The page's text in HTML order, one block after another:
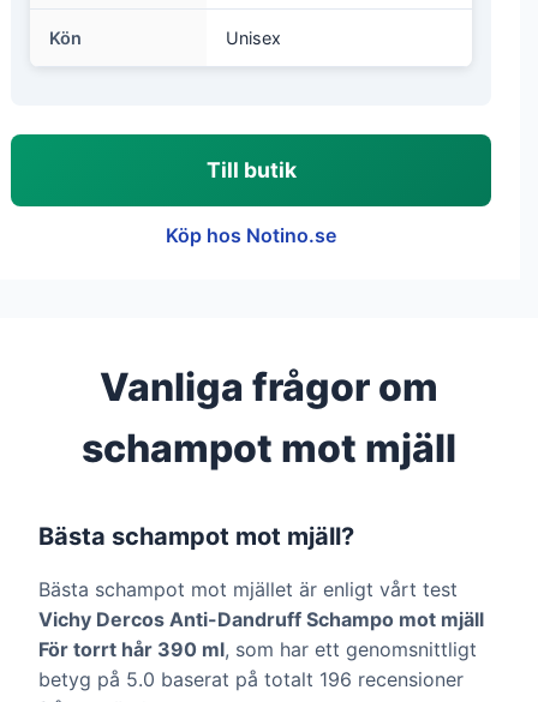
Kön Unisex
Till butik
Köp hos Notino.se
Vanliga frågor om
schampot mot mjäll
Bästa schampot mot mjäll?
Bästa schampot mot mjället är enligt vårt test
Vichy Dercos Anti-Dandruff Schampo mot mjäll
För torrt hår 390 ml, som har ett genomsnittligt
betyg på 5.0 baserat på totalt 196 recensioner